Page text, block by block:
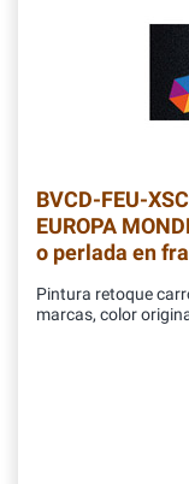
BVCD-FEU-
EUROPA
o perlada en
Pintura retoque
marcas, color